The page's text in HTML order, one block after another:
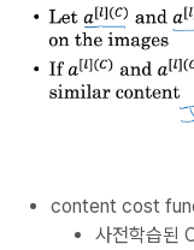
content cost
사전학습된